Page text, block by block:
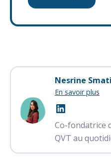
Nesrine Smati
Co-fondatrice
QVT au
En savoir plus